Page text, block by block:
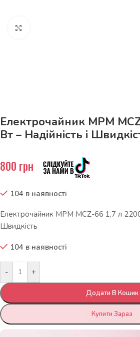
Електрочайник MPM
Вт – Надійність і
800 грн
104 в наявності
Електрочайник MPM MCZ-66 1,7 л 2200
Швидкість
104 в наявності
- +
Додати В Кошик
Купити Зараз